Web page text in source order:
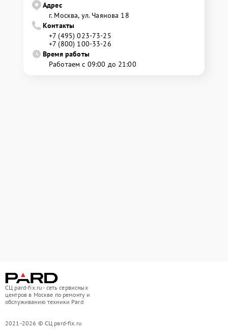
Адрес
г. Москва, ул. Чаянова 18
Контакты
+7 (495) 023-73-25
+7 (800) 100-33-26
Время работы
Работаем с 09:00 до 21:00
СЦ pard-fix.ru - сеть сервисных
центров в Москве по ремонту и
обслуживанию техники Pard
2021-2026 © СЦ pard-fix.ru